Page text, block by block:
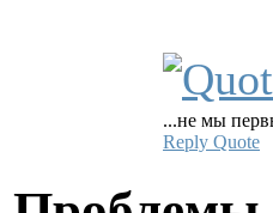
...не мы
Reply Quote